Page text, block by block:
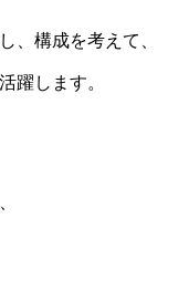
、構成を考えて、
躍します。